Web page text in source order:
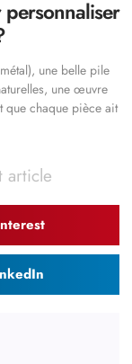
une belle pile
une œuvre
que chaque pièce ait
article